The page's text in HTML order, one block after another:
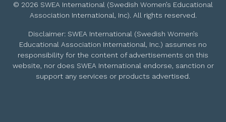
© 2026 SWEA International (Swedish Women’s Educational
Association International, Inc). All rights reserved.
Disclaimer: SWEA International (Swedish Women’s
Educational Association International, Inc.) assumes no
responsibility for the content of advertisements on this
website, nor does SWEA International endorse, sanction or
support any services or products advertised.